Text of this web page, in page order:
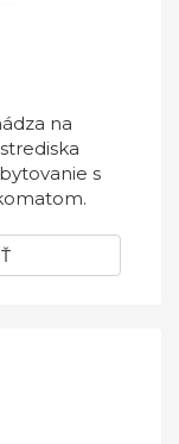
na
s